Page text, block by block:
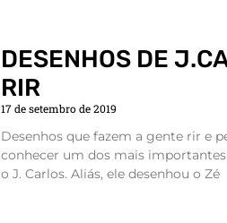
DESENHOS DE
RIR
17 de setembro de 2019
Desenhos que fazem a gente rir e
conhecer um dos mais
o J. Carlos. Aliás, ele desenhou o Zé